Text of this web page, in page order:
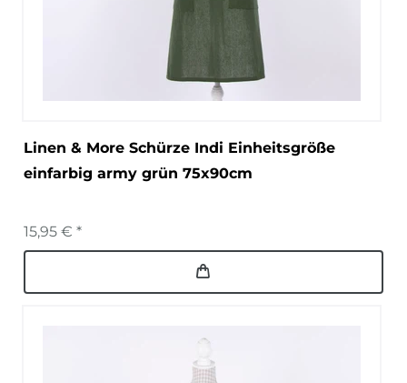
Linen & More Schürze Indi Einheitsgröße
einfarbig army grün 75x90cm
15,95 € *